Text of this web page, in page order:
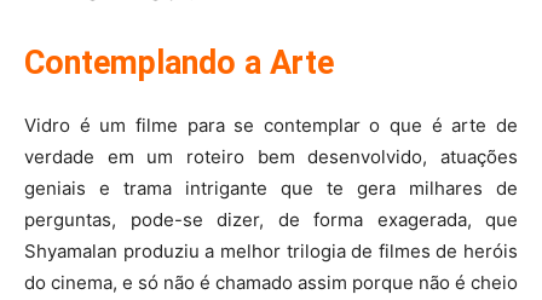
Contemplando a Arte
Vidro é um filme para se contemplar o que é arte de
verdade em um roteiro bem desenvolvido, atuações
geniais e trama intrigante que te gera milhares de
perguntas, pode-se dizer, de forma exagerada, que
Shyamalan produziu a melhor trilogia de filmes de heróis
do cinema, e só não é chamado assim porque não é cheio